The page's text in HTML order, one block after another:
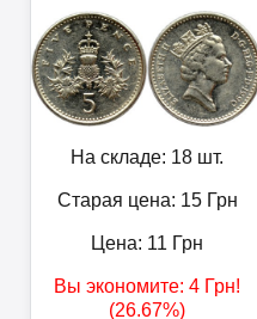
На складе: 18 шт.
Старая цена: 15Грн
Цена: 11 Грн
Вы экономите: 4 Грн!
(26.67%)